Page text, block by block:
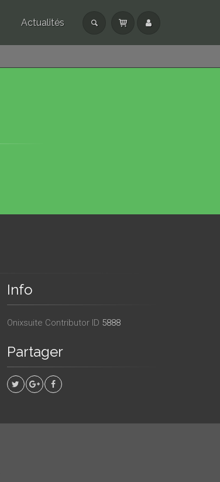
Actualités
Info
Onixsuite Contributor ID 5888
Partager